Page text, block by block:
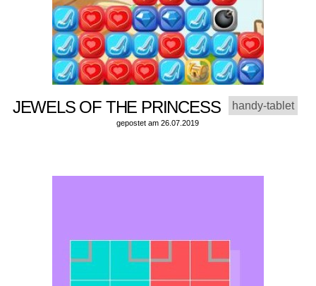
JEWELS OF THE PRINCESS handy-tablet
gepostet am 26.07.2019